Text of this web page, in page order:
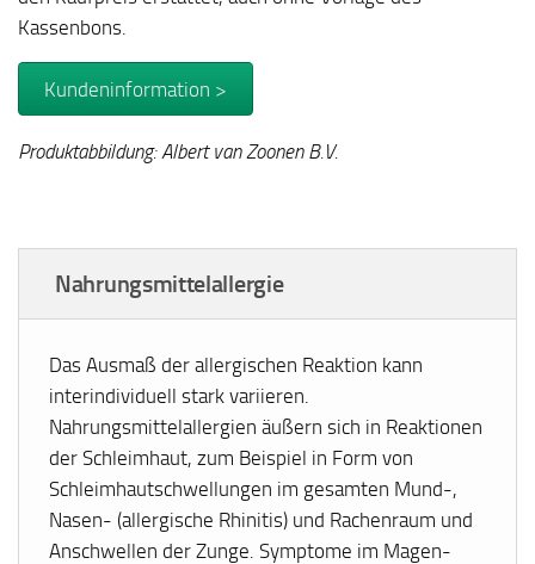
Kassenbons.
Kundeninformation >
Produktabbildung: Albert van Zoonen B.V.
Nahrungsmittelallergie
Das Ausmaß der allergischen Reaktion kann
interindividuell stark variieren.
Nahrungsmittelallergien äußern sich in Reaktionen
der Schleimhaut, zum Beispiel in Form von
Schleimhautschwellungen im gesamten Mund-,
Nasen- (allergische Rhinitis) und Rachenraum und
Anschwellen der Zunge. Symptome im Magen-